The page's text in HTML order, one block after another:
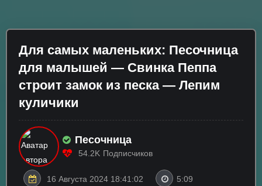
Для самых маленьких: Песочница
для малышей — Свинка Пеппа
строит замок из песка — Лепим
куличики
Песочница
54.2K Подписчиков
16 Августа 2024 18:41:02 5:09